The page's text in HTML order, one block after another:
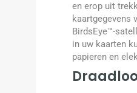
en erop uit
kaartgegevens
BirdsEye™-
in uw kaarten
papieren en